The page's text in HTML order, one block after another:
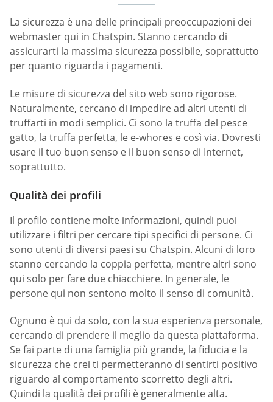
La sicurezza è una delle principali preoccupazioni dei
webmaster qui in Chatspin. Stanno cercando di
assicurarti la massima sicurezza possibile, soprattutto
per quanto riguarda i pagamenti.
Le misure di sicurezza del sito web sono rigorose.
Naturalmente, cercano di impedire ad altri utenti di
truffarti in modi semplici. Ci sono la truffa del pesce
gatto, la truffa perfetta, le e-whores e così via. Dovresti
usare il tuo buon senso e il buon senso di Internet,
soprattutto.
Qualità dei profili
Il profilo contiene molte informazioni, quindi puoi
utilizzare i filtri per cercare tipi specifici di persone. Ci
sono utenti di diversi paesi su Chatspin. Alcuni di loro
stanno cercando la coppia perfetta, mentre altri sono
qui solo per fare due chiacchiere. In generale, le
persone qui non sentono molto il senso di comunità.
Ognuno è qui da solo, con la sua esperienza personale,
cercando di prendere il meglio da questa piattaforma.
Se fai parte di una famiglia più grande, la fiducia e la
sicurezza che crei ti permetteranno di sentirti positivo
riguardo al comportamento scorretto degli altri.
Quindi la qualità dei profili è generalmente alta.